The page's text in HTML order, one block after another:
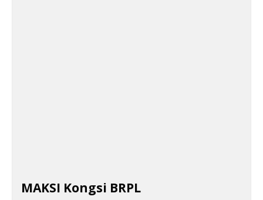
MAKSI Kongsi BRPL